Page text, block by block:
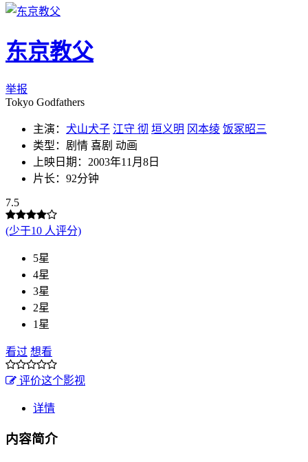
东京教父
举报
Tokyo Godfathers
主演： 犬山犬子 江守 彻 垣义明 冈本绫 饭冢昭三
类型：剧情 喜剧 动画
上映日期：2003年11月8日
片长：92分钟
7.5
(少于10 人评分)
5星
4星
3星
2星
1星
看过 想看
评价这个影视
详情
内容简介